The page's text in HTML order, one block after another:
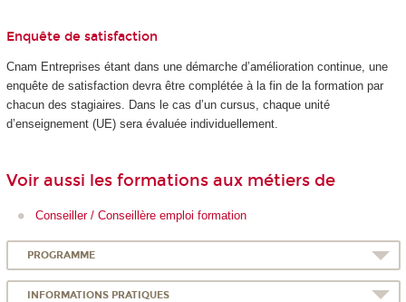
Enquête de satisfaction
Cnam Entreprises étant dans une démarche d’amélioration continue, une
enquête de satisfaction devra être complétée à la fin de la formation par
chacun des stagiaires. Dans le cas d’un cursus, chaque unité
d’enseignement (UE) sera évaluée individuellement.
Voir aussi les formations aux métiers de
Conseiller / Conseillère emploi formation
PROGRAMME
INFORMATIONS PRATIQUES